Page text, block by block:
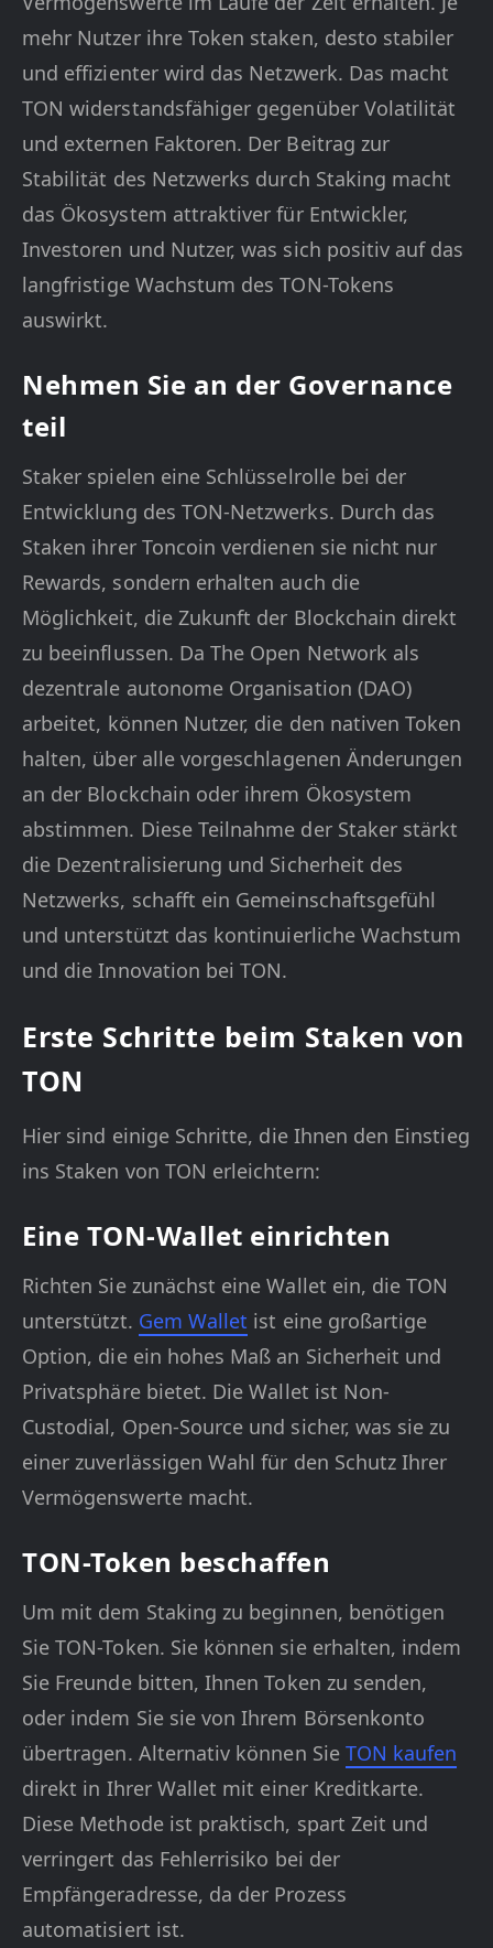
mehr Nutzer ihre Token staken, desto stabiler
und effizienter wird das Netzwerk. Das macht
TON widerstandsfähiger gegenüber Volatilität
und externen Faktoren. Der Beitrag zur
Stabilität des Netzwerks durch Staking macht
das Ökosystem attraktiver für Entwickler,
Investoren und Nutzer, was sich positiv auf das
langfristige Wachstum des TON-Tokens
auswirkt.
Nehmen Sie an der Governance
teil
Staker spielen eine Schlüsselrolle bei der
Entwicklung des TON-Netzwerks. Durch das
Staken ihrer Toncoin verdienen sie nicht nur
Rewards, sondern erhalten auch die
Möglichkeit, die Zukunft der Blockchain direkt
zu beeinflussen. Da The Open Network als
dezentrale autonome Organisation (DAO)
arbeitet, können Nutzer, die den nativen Token
halten, über alle vorgeschlagenen Änderungen
an der Blockchain oder ihrem Ökosystem
abstimmen. Diese Teilnahme der Staker stärkt
die Dezentralisierung und Sicherheit des
Netzwerks, schafft ein Gemeinschaftsgefühl
und unterstützt das kontinuierliche Wachstum
und die Innovation bei TON.
Erste Schritte beim Staken von
TON
Hier sind einige Schritte, die Ihnen den Einstieg
ins Staken von TON erleichtern:
Eine TON-Wallet einrichten
Richten Sie zunächst eine Wallet ein, die TON
unterstützt. Gem Wallet ist eine großartige
Option, die ein hohes Maß an Sicherheit und
Privatsphäre bietet. Die Wallet ist Non-
Custodial, Open-Source und sicher, was sie zu
einer zuverlässigen Wahl für den Schutz Ihrer
Vermögenswerte macht.
TON-Token beschaffen
Um mit dem Staking zu beginnen, benötigen
Sie TON-Token. Sie können sie erhalten, indem
Sie Freunde bitten, Ihnen Token zu senden,
oder indem Sie sie von Ihrem Börsenkonto
übertragen. Alternativ können Sie TON kaufen
direkt in Ihrer Wallet mit einer Kreditkarte.
Diese Methode ist praktisch, spart Zeit und
verringert das Fehlerrisiko bei der
Empfängeradresse, da der Prozess
automatisiert ist.